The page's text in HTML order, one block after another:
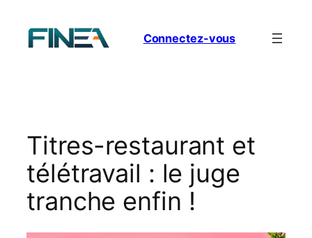
contenu
Connectez-vous
Titres-restaurant et
télétravail : le juge
tranche enfin !